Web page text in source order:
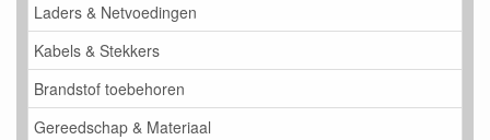
Laders & Netvoedingen
Kabels & Stekkers
Brandstof toebehoren
Gereedschap & Materiaal